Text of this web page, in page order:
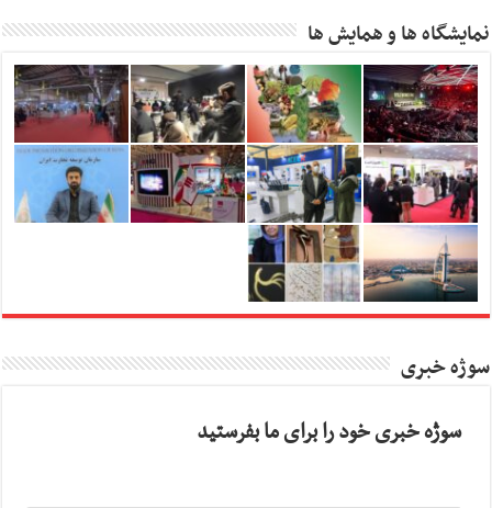
نمایشگاه ها و همایش ها
سوژه خبری
سوژه خبری خود را برای ما بفرستید